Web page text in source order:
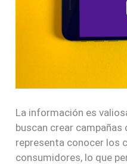
La información es
buscan crear
representa conocer los
consumidores, lo que